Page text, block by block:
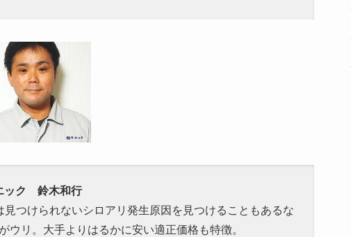
ック 鈴木和行
つけられないシロアリ発生原因を見つけることもあるな
ウリ。大手よりはるかに安い適正価格も特徴。